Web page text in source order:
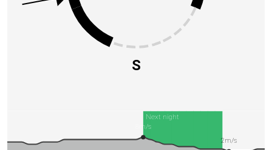
S
Next night
8m/s
2m/s